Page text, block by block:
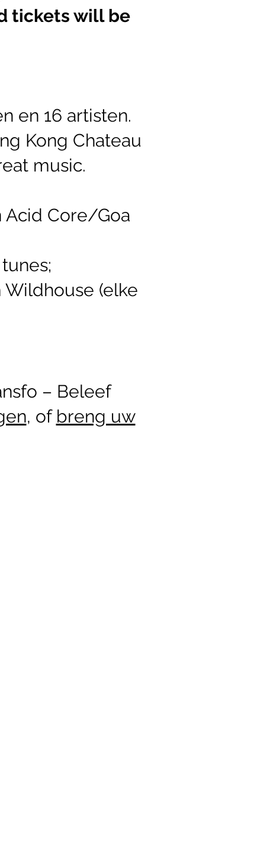
tickets will be
en 16 artisten.
Kong Chateau
music.
Acid Core/Goa
(elke
– Beleef
, of breng uw